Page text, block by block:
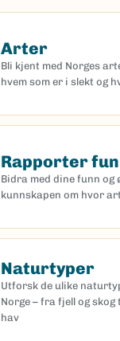
Arter
Bli kjent med Norges
hvem som er i slekt og
Arter
Rapporter
Bidra med dine funn og
kunnskapen om hvor
Rapporter funn
Naturtyper
Utforsk de ulike
Norge – fra fjell og skog
hav
Naturtyper